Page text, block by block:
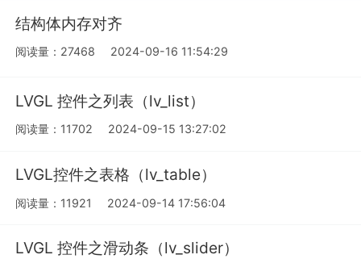
结构体内存对齐
阅读量：27468 2024-09-16 11:54:29
LVGL 控件之列表（lv_list）
阅读量：11702 2024-09-15 13:27:02
LVGL控件之表格（lv_table）
阅读量：11921 2024-09-14 17:56:04
LVGL 控件之滑动条（lv_slider）